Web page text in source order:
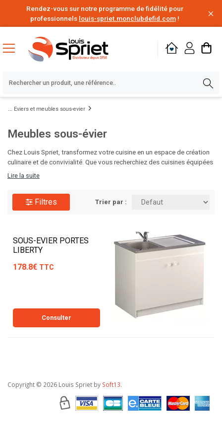
Rendez-vous sur notre programme de fidélité pour
professionnels louis-spriet.monclubdefid.com !
Eviers et meubles sous-evier
Meubles sous-évier
Chez Louis Spriet, transformez votre cuisine en un espace de création
culinaire et de convivialité. Que vous recherchiez des cuisines équipées
modernes, des îlots centraux pratiques ou des solutions de rangement
vos besoins. Explorez notre large sélection et commandez votre
cuisine de rêve avec Louis Spriet dès maintenant !
Lire la suite
Filtres Trier par :
SOUS-EVIER PORTES
LIBERTY
178.8€ TTC
Consulter
Copyright © 2026 Louis Spriet by Soft13.